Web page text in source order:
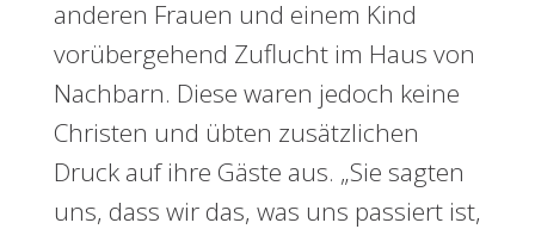
anderen Frauen und einem Kind
vorübergehend Zuflucht im Haus von
Nachbarn. Diese waren jedoch keine
Christen und übten zusätzlichen
Druck auf ihre Gäste aus. „Sie sagten
uns, dass wir das, was uns passiert ist,